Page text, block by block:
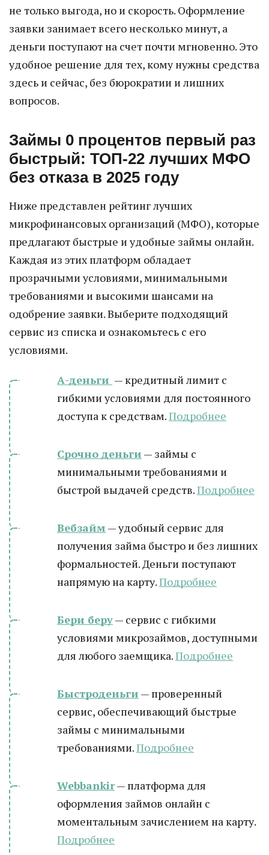
не только выгода, но и скорость. Оформление
заявки занимает всего несколько минут, а
деньги поступают на счет почти мгновенно. Это
удобное решение для тех, кому нужны средства
здесь и сейчас, без бюрократии и лишних
вопросов.
Займы 0 процентов первый раз
быстрый: ТОП-22 лучших МФО
без отказа в 2025 году
Ниже представлен рейтинг лучших
микрофинансовых организаций (МФО), которые
предлагают быстрые и удобные займы онлайн.
Каждая из этих платформ обладает
прозрачными условиями, минимальными
требованиями и высокими шансами на
одобрение заявки. Выберите подходящий
сервис из списка и ознакомьтесь с его
условиями.
А-деньги — кредитный лимит с
гибкими условиями для постоянного
доступа к средствам.Подробнее
Срочно деньги — займы с
минимальными требованиями и
быстрой выдачей средств.Подробнее
Вебзайм — удобный сервис для
получения займа быстро и без лишних
формальностей. Деньги поступают
напрямую на карту.Подробнее
Бери беру— сервис с гибкими
условиями микрозаймов, доступными
для любого заемщика.Подробнее
Быстроденьги — проверенный
сервис, обеспечивающий быстрые
займы с минимальными
требованиями.Подробнее
Webbankir— платформа для
оформления займов онлайн с
моментальным зачислением на карту.
Подробнее